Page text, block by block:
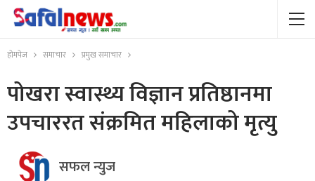
होमपेज समाचार प्रमुख समाचार
पोखरा स्वास्थ्य विज्ञान प्रतिष्ठानमा
उपचाररत संक्रमित महिलाको मृत्यु
सफल न्युज